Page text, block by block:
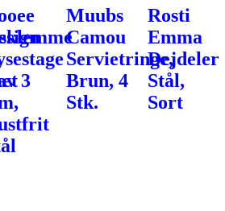
3
Muubs
Camou
Servietringe,
Brun, 4
Stk.
Rosti
Emma
Dejdeler
Stål,
Sort